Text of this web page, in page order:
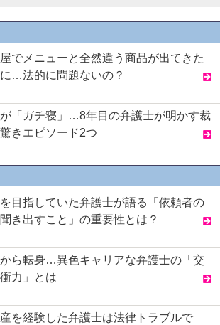
でメニューと全然違う商品が出てきた
…法的に問題ないの？
「ガチ寝」…8年目の弁護士が明かす裁
きエピソード2つ
目指していた弁護士が語る「依頼者の
き出すこと」の重要性とは？
ら転身…異色キャリアな弁護士の「交
力」とは
を経験した弁護士は法律トラブルで